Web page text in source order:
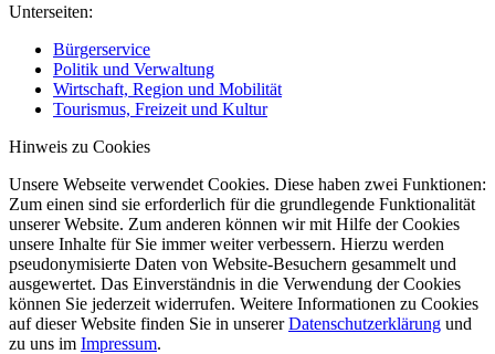
Unterseiten:
Bürgerservice
Politik und Verwaltung
Wirtschaft, Region und Mobilität
Tourismus, Freizeit und Kultur
Hinweis zu Cookies
Unsere Webseite verwendet Cookies. Diese haben zwei Funktionen:
Zum einen sind sie erforderlich für die grundlegende Funktionalität
unserer Website. Zum anderen können wir mit Hilfe der Cookies
unsere Inhalte für Sie immer weiter verbessern. Hierzu werden
pseudonymisierte Daten von Website-Besuchern gesammelt und
ausgewertet. Das Einverständnis in die Verwendung der Cookies
können Sie jederzeit widerrufen. Weitere Informationen zu Cookies
auf dieser Website finden Sie in unsererDatenschutzerklärung und
zu uns im Impressum.